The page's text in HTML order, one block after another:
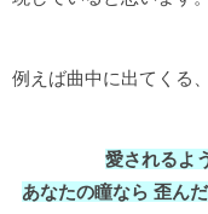
例えば曲中に出てくる、
愛されるよ
あなたの瞳なら 歪ん